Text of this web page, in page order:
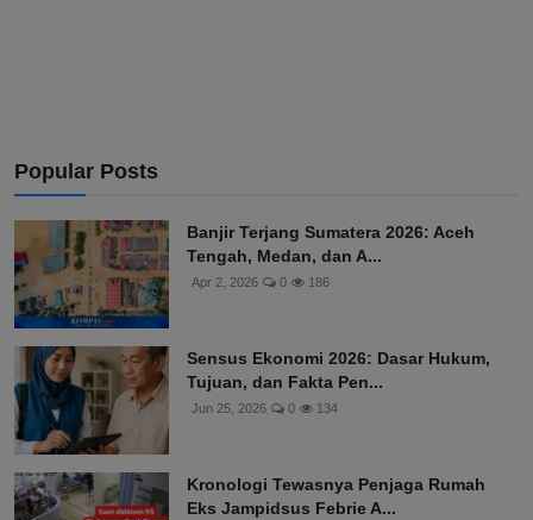
Popular Posts
Banjir Terjang Sumatera 2026: Aceh
Tengah, Medan, dan A...
Apr 2, 2026 0 186
Sensus Ekonomi 2026: Dasar Hukum,
Tujuan, dan Fakta Pen...
Jun 25, 2026 0 134
Kronologi Tewasnya Penjaga Rumah
Eks Jampidsus Febrie A...